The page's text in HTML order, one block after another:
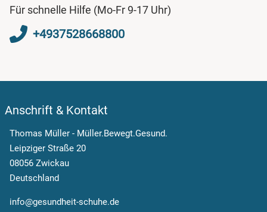
Für schnelle Hilfe (Mo-Fr 9-17 Uhr)
+4937528668800
Anschrift & Kontakt
Thomas Müller - Müller.Bewegt.Gesund.
Leipziger Straße 20
08056 Zwickau
Deutschland
info@gesundheit-schuhe.de